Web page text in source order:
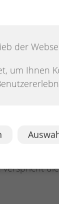
Musik
Rock aus
An
mit
der
um Ihnen